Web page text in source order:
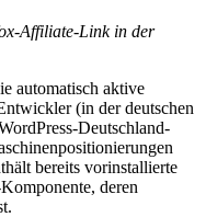
Affiliate-Link in der
automatisch aktive
(in der deutschen
Deutschland-
bereits vorinstallierte
deren